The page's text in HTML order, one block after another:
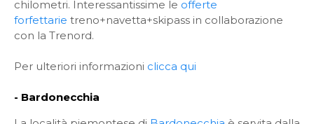
chilometri. Interessantissime le offerte
forfettarie treno+navetta+skipass in collaborazione
con la Trenord.
Per ulteriori informazioni clicca qui
- Bardonecchia